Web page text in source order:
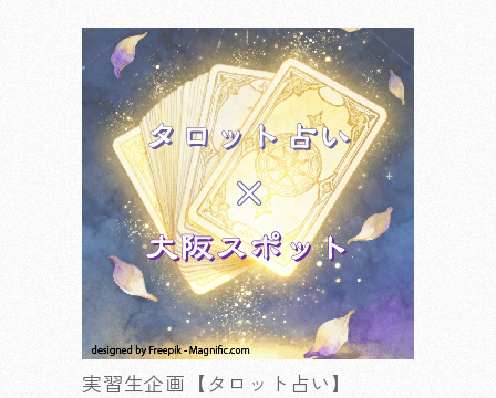
実習生企画【タロット占い】